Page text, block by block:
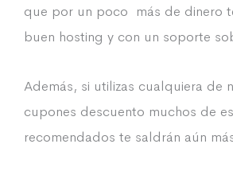
que por un poco más de dinero
buen hosting y con un soporte
Además, si utilizas cualquiera de
cupones descuento muchos de
recomendados te saldrán aún